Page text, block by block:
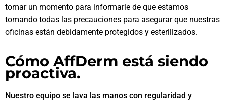
tomar un momento para informarle de que estamos
tomando todas las precauciones para asegurar que nuestras
oficinas están debidamente protegidos y esterilizados.
Cómo AffDerm está siendo
proactiva.
Nuestro equipo se lava las manos con regularidad y